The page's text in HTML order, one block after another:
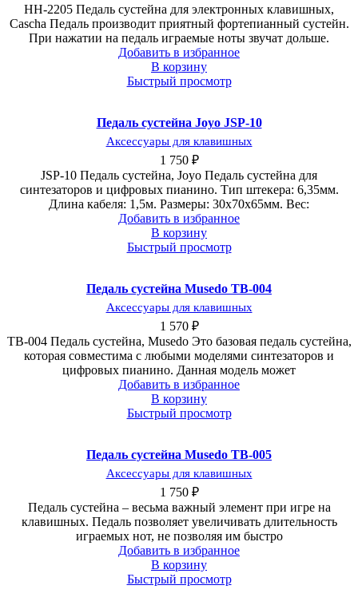
HH-2205 Педаль сустейна для электронных клавишных,
Cascha Педаль производит приятный фортепианный сустейн.
При нажатии на педаль играемые ноты звучат дольше.
Добавить в избранное
В корзину
Быстрый просмотр
Педаль сустейна Joyo JSP-10
Аксессуары для клавишных
1 750 ₽
JSP-10 Педаль сустейна, Joyo Педаль сустейна для
синтезаторов и цифровых пианино. Тип штекера: 6,35мм.
Длина кабеля: 1,5м. Размеры: 30х70х65мм. Вес:
Добавить в избранное
В корзину
Быстрый просмотр
Педаль сустейна Musedo TB-004
Аксессуары для клавишных
1 570 ₽
TB-004 Педаль сустейна, Musedo Это базовая педаль сустейна,
которая совместима с любыми моделями синтезаторов и
цифровых пианино. Данная модель может
Добавить в избранное
В корзину
Быстрый просмотр
Педаль сустейна Musedo TB-005
Аксессуары для клавишных
1 750 ₽
Педаль сустейна – весьма важный элемент при игре на
клавишных. Педаль позволяет увеличивать длительность
играемых нот, не позволяя им быстро
Добавить в избранное
В корзину
Быстрый просмотр